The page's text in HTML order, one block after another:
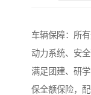
车辆保障：所
动力系统、安
满足团建、研
保全额保险，